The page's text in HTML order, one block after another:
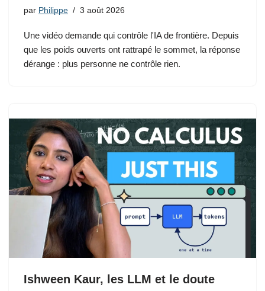
par Philippe 3 août 2026
Une vidéo demande qui contrôle l'IA de frontière. Depuis
que les poids ouverts ont rattrapé le sommet, la réponse
dérange : plus personne ne contrôle rien.
Ishween Kaur, les LLM et le doute